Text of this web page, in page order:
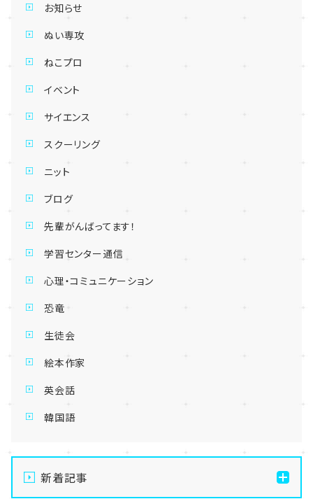
お知らせ
ぬい専攻
ねこプロ
イベント
サイエンス
スクーリング
ニット
ブログ
先輩がんばってます！
学習センター通信
心理・コミュニケーション
恐竜
生徒会
絵本作家
英会話
韓国語
新着記事